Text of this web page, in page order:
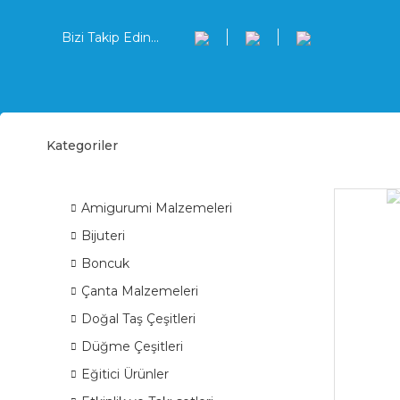
Bizi Takip Edin...
Kategoriler
ÜRÜN GRUPLARI
Amigurumi Malzemeleri
Bijuteri
Boncuk
Çanta Malzemeleri
Doğal Taş Çeşitleri
Düğme Çeşitleri
Eğitici Ürünler